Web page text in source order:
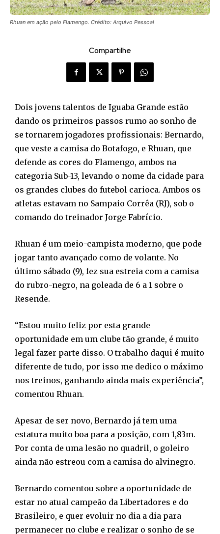
Rhuan em ação pelo Flamengo. Crédito: Arquivo Pessoal
Compartilhe
Dois jovens talentos de Iguaba Grande estão
dando os primeiros passos rumo ao sonho de
se tornarem jogadores profissionais: Bernardo,
que veste a camisa do Botafogo, e Rhuan, que
defende as cores do Flamengo, ambos na
categoria Sub-13, levando o nome da cidade para
os grandes clubes do futebol carioca. Ambos os
atletas estavam no Sampaio Corrêa (RJ), sob o
comando do treinador Jorge Fabrício.
Rhuan é um meio-campista moderno, que pode
jogar tanto avançado como de volante. No
último sábado (9), fez sua estreia com a camisa
do rubro-negro, na goleada de 6 a 1 sobre o
Resende.
“Estou muito feliz por esta grande
oportunidade em um clube tão grande, é muito
legal fazer parte disso. O trabalho daqui é muito
diferente de tudo, por isso me dedico o máximo
nos treinos, ganhando ainda mais experiência”,
comentou Rhuan.
Apesar de ser novo, Bernardo já tem uma
estatura muito boa para a posição, com 1,83m.
Por conta de uma lesão no quadril, o goleiro
ainda não estreou com a camisa do alvinegro.
Bernardo comentou sobre a oportunidade de
estar no atual campeão da Libertadores e do
Brasileiro, e quer evoluir no dia a dia para
permanecer no clube e realizar o sonho de se